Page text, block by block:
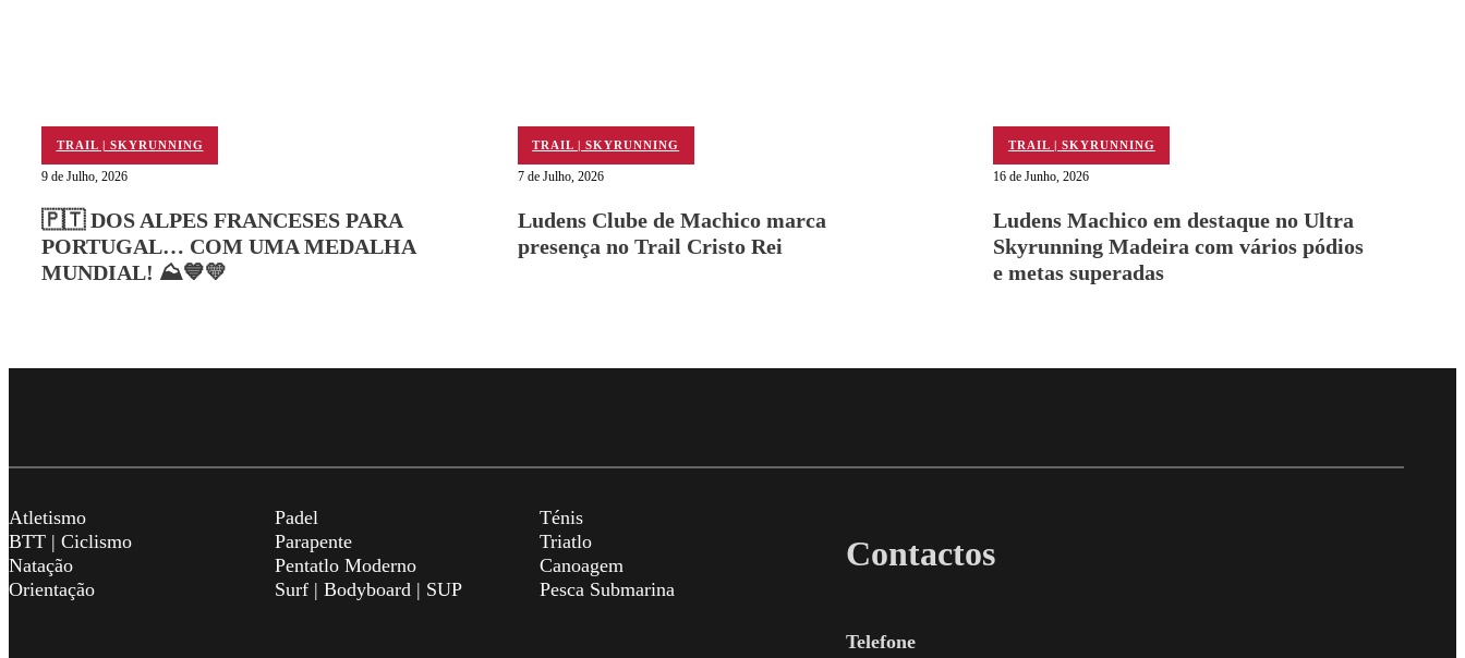
TRAIL | SKYRUNNING
9 de Julho, 2026
🇵🇹 DOS ALPES FRANCESES PARA
PORTUGAL… COM UMA MEDALHA
MUNDIAL! ⛰️💙💛
TRAIL | SKYRUNNING
7 de Julho, 2026
Ludens Clube de Machico marca
presença no Trail Cristo Rei
TRAIL | SKYRUNNING
16 de Junho, 2026
Ludens Machico em destaque no Ultra
Skyrunning Madeira com vários pódios
e metas superadas
Atletismo
BTT | Ciclismo
Natação
Orientação
Padel
Parapente
Pentatlo Moderno
Surf | Bodyboard | SUP
Ténis
Triatlo
Canoagem
Pesca Submarina
Contactos
Telefone